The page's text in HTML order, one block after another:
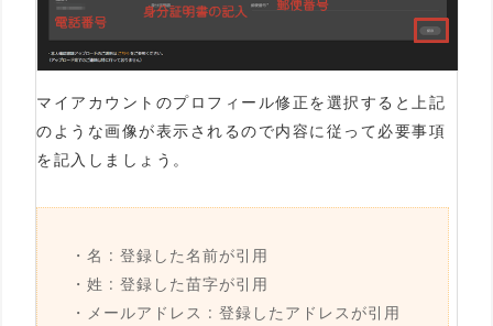
マイアカウントのプロフィール修正を選択すると上記
のような画像が表示されるので内容に従って必要事項
を記入しましょう。
・名 : 登録した名前が引用
・姓 : 登録した苗字が引用
・メールアドレス : 登録したアドレスが引用